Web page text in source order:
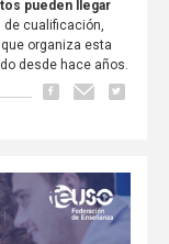
pueden llegar
cualificación,
organiza esta
desde hace años.